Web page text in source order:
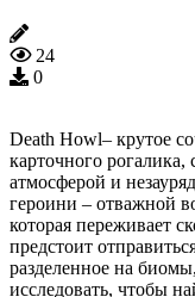
24
0
Death Howl– крутое
карточного
атмосферой и
героини – отважной
которая переживает
предстоит
разделенное на
исследовать, чтобы